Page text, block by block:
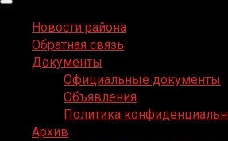
Основное
менюНовости района
Обратная связь
Документы
Официальные документы
Объявления
Политика
Архив